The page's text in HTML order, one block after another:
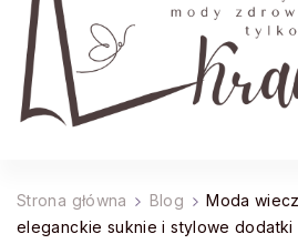
Strona główna Blog
Moda
eleganckie suknie i stylowe dodatki